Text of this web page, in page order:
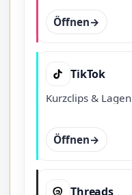
Öffnen
TikTok
Kurzclips & Lagen
Öffnen
Threads